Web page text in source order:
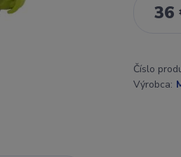
36
Číslo
Výrobca: